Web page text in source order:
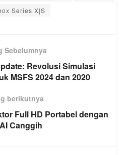
Series X|S
Sebelumnya
Revolusi Simulasi
MSFS 2024 dan 2020
berikutnya
Full HD Portabel dengan
Canggih